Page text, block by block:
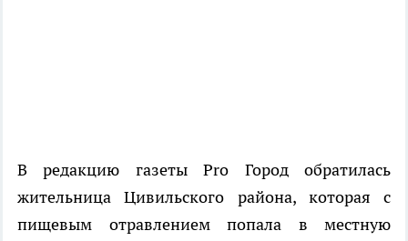
В редакцию газеты Pro Город обратилась
жительница Цивильского района, которая с
пищевым отравлением попала в местную